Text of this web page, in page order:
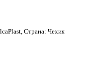
Страна: Чехия